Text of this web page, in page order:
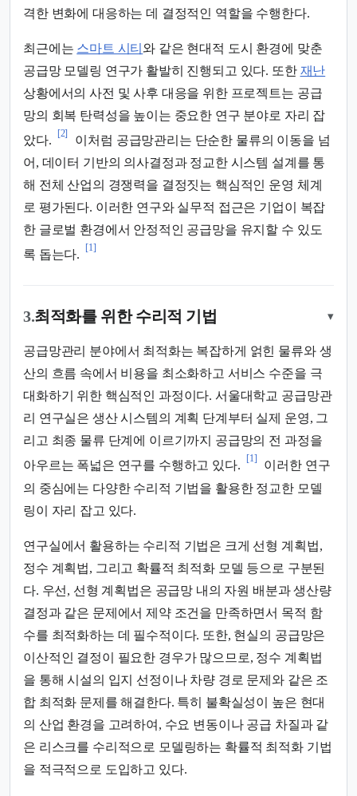
격한 변화에 대응하는 데 결정적인 역할을 수행한다.
최근에는 스마트 시티 와 같은 현대적 도시 환경에 맞춘
공급망 모델링 연구가 활발히 진행되고 있다. 또한 재난
상황에서의 사전 및 사후 대응을 위한 프로젝트는 공급
망의 회복 탄력성을 높이는 중요한 연구 분야로 자리 잡
았다.
[2]
이처럼 공급망관리는 단순한 물류의 이동을 넘
어, 데이터 기반의 의사결정과 정교한 시스템 설계를 통
해 전체 산업의 경쟁력을 결정짓는 핵심적인 운영 체계
로 평가된다. 이러한 연구와 실무적 접근은 기업이 복잡
한 글로벌 환경에서 안정적인 공급망을 유지할 수 있도
록 돕는다.
[1]
3.최적화를 위한 수리적 기법 ▾
공급망관리 분야에서 최적화는 복잡하게 얽힌 물류와 생
산의 흐름 속에서 비용을 최소화하고 서비스 수준을 극
대화하기 위한 핵심적인 과정이다. 서울대학교 공급망관
리 연구실은 생산 시스템의 계획 단계부터 실제 운영, 그
리고 최종 물류 단계에 이르기까지 공급망의 전 과정을
아우르는 폭넓은 연구를 수행하고 있다.
[1]
이러한 연구
의 중심에는 다양한 수리적 기법을 활용한 정교한 모델
링이 자리 잡고 있다.
연구실에서 활용하는 수리적 기법은 크게 선형 계획법,
정수 계획법, 그리고 확률적 최적화 모델 등으로 구분된
다. 우선, 선형 계획법은 공급망 내의 자원 배분과 생산량
결정과 같은 문제에서 제약 조건을 만족하면서 목적 함
수를 최적화하는 데 필수적이다. 또한, 현실의 공급망은
이산적인 결정이 필요한 경우가 많으므로, 정수 계획법
을 통해 시설의 입지 선정이나 차량 경로 문제와 같은 조
합 최적화 문제를 해결한다. 특히 불확실성이 높은 현대
의 산업 환경을 고려하여, 수요 변동이나 공급 차질과 같
은 리스크를 수리적으로 모델링하는 확률적 최적화 기법
을 적극적으로 도입하고 있다.